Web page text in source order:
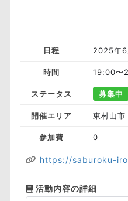
日程 2025年
時間 19:00〜
ステータス 募集中
開催エリア 東村山市
参加費 0
https://saburoku-
活動内容の詳細